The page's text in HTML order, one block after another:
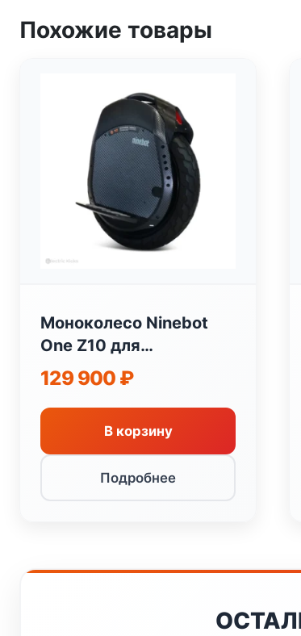
Похожие товары
Моноколесо Ninebot
One Z10 для
персонального
электротранспорта
Segway-Ninebot Китай
129 900 ₽
В корзину
Подробнее